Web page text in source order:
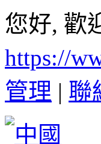
您好, 歡
https://
管理 | 聯